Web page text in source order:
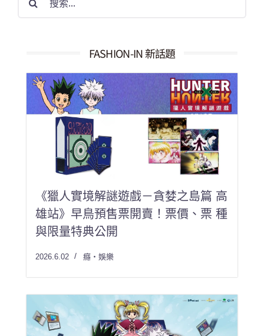
果：
FASHION-IN 新話題
《獵人實境解謎遊戲－貪婪之島篇 高
雄站》早鳥預售票開賣！票價、票 種
與限量特典公開
2026.6.02 癮・娛樂